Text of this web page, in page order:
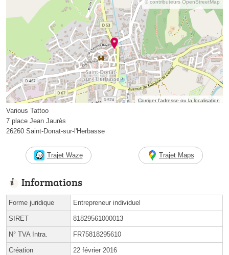
© contributeurs OpenStreetMap
Corriger l’adresse ou la localisation
Various Tattoo
7 place Jean Jaurès
26260 Saint-Donat-sur-l'Herbasse
Trajet Waze Trajet Maps
Informations
Forme juridique Entrepreneur individuel
SIRET 81829561000013
N° TVA Intra. FR75818295610
Création 22 février 2016